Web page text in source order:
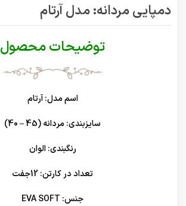
دمپایی مردانه: مدل آرتام
توضیحات محصول
اسم مدل: آرتام
سایزبندی: مردانه (45 – 40)
رنگبندی: الوان
تعداد در کارتن: 12جفت
جنس: EVA SOFT